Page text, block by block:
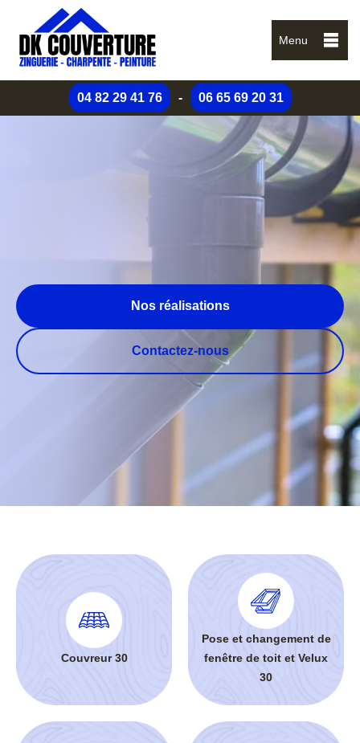
Menu
04 82 29 41 76 - 06 65 69 20 31
Nos réalisations
Contactez-nous
Couvreur 30
Pose et changement de
fenêtre de toit et Velux
30